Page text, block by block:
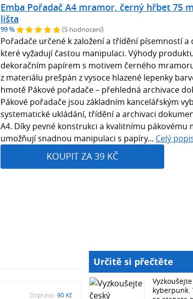
Emba Pořadač A4 mramor, černý hřbet 75
lišta
99 % (5 hodnocení)
Pořadače určené k založení a třídění písemností a
které vyžadují častou manipulaci. Výhody
dekoračním papírem s motivem černého
z materiálu prešpán z vysoce hlazené lepenky
hmotě Pákové pořadače – přehledná archivace
Pákové pořadače jsou základním kancelářským
systematické ukládání, třídění a archivaci
A4. Díky pevné konstrukci a kvalitnímu pákovému
umožňují snadnou manipulaci s papíry... Celý
KOUPIT ZA 39 KČ
Doprava: 90 Kč
Určitě si přečtěte
kyberpunk.